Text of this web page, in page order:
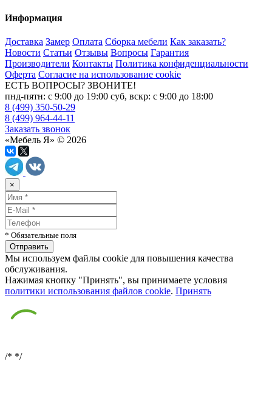
Информация
Доставка Замер Оплата Сборка мебели Как заказать?
Новости Статьи Отзывы Вопросы Гарантия
Производители Контакты Политика конфиденциальности
Оферта Согласие на использование cookie
ЕСТЬ ВОПРОСЫ? ЗВОНИТЕ!
пнд-пятн: с 9:00 до 19:00 суб, вскр: с 9:00 до 18:00
8 (499) 350-50-29
8 (499) 964-44-11
Заказать звонок
«Мебель Я» © 2026
×
* Обязательные поля
Мы используем файлы cookie для повышения качества
обслуживания.
Нажимая кнопку "Принять", вы принимаете условия
политики использования файлов cookie. Принять
/* */